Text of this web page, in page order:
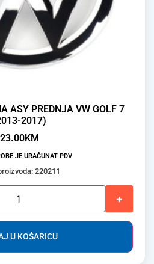
ASY PREDNJA VW GOLF 7
2017)
23.00KM
JE URAČUNAT PDV
220211
+
U KOŠARICU